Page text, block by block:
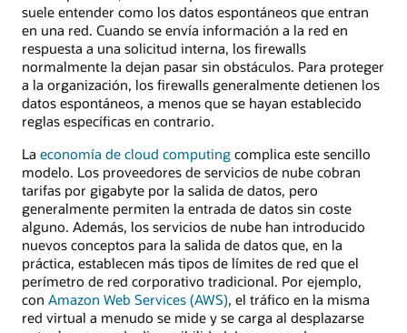
suele entender como los datos espontáneos que entran
en una red. Cuando se envía información a la red en
respuesta a una solicitud interna, los firewalls
normalmente la dejan pasar sin obstáculos. Para proteger
a la organización, los firewalls generalmente detienen los
datos espontáneos, a menos que se hayan establecido
reglas específicas en contrario.
La economía de cloud computing complica este sencillo
modelo. Los proveedores de servicios de nube cobran
tarifas por gigabyte por la salida de datos, pero
generalmente permiten la entrada de datos sin coste
alguno. Además, los servicios de nube han introducido
nuevos conceptos para la salida de datos que, en la
práctica, establecen más tipos de límites de red que el
perímetro de red corporativo tradicional. Por ejemplo,
con Amazon Web Services (AWS), el tráfico en la misma
red virtual a menudo se mide y se carga al desplazarse